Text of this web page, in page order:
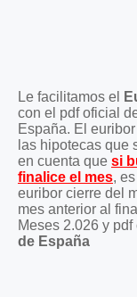
Le facilitamos el
con el pdf oficial
España. El
las hipotecas que
en cuenta que si
finalice el mes,
euribor cierre del
mes anterior al
Meses 2.026 y pdf
de España